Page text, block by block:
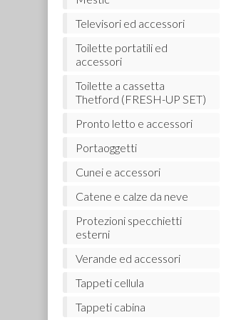
Televisori ed accessori
Toilette portatili ed
accessori
Toilette a cassetta
Thetford (FRESH-UP SET)
Pronto letto e accessori
Portaoggetti
Cunei e accessori
Catene e calze da neve
Protezioni specchietti
esterni
Verande ed accessori
Tappeti cellula
Tappeti cabina